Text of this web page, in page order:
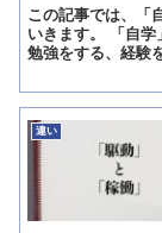
この記事では、「
いきます。 「自学
勉強をする、経験
違い